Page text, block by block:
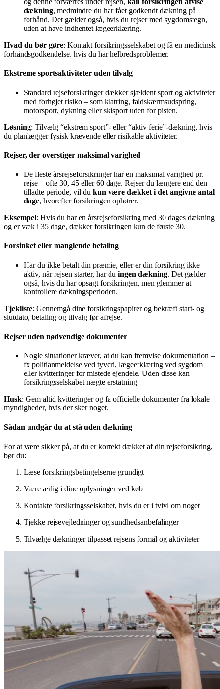
og denne forværres under rejsen, kan forsikringen afvise
dækning, medmindre du har fået godkendt dækning på
forhånd. Det gælder også, hvis du rejser med sygdomstegn,
uden at have indhentet lægeerklæring.
Hvad du bør gøre: Kontakt forsikringsselskabet og få en medicinsk
forhåndsgodkendelse, hvis du har helbredsproblemer.
Ekstreme sportsaktiviteter uden tilvalg
Standard rejseforsikringer dækker sjældent sport og aktiviteter
med forhøjet risiko – som klatring, faldskærmsudspring,
motorsport, dykning eller skisport uden for pisten.
Løsning: Tilvælg “ekstrem sport”- eller “aktiv ferie”-dækning, hvis
du planlægger fysisk krævende eller risikable aktiviteter.
Rejser, der overstiger maksimal varighed
De fleste årsrejseforsikringer har en maksimal varighed pr.
rejse – ofte 30, 45 eller 60 dage. Rejser du længere end den
tilladte periode, vil du kun være dækket i det angivne antal
dage, hvorefter forsikringen ophører.
Eksempel: Hvis du har en årsrejseforsikring med 30 dages dækning
og er væk i 35 dage, dækker forsikringen kun de første 30.
Forsinket eller manglende betaling
Har du ikke betalt din præmie, eller er din forsikring ikke
aktiv, når rejsen starter, har du ingen dækning. Det gælder
også, hvis du har opsagt forsikringen, men glemmer at
kontrollere dækningsperioden.
Tjekliste: Gennemgå dine forsikringspapirer og bekræft start- og
slutdato, betaling og tilvalg før afrejse.
Rejser uden nødvendige dokumenter
Nogle situationer kræver, at du kan fremvise dokumentation –
fx politianmeldelse ved tyveri, lægeerklæring ved sygdom
eller kvitteringer for mistede ejendele. Uden disse kan
forsikringsselskabet nægte erstatning.
Husk: Gem altid kvitteringer og få officielle dokumenter fra lokale
myndigheder, hvis der sker noget.
Sådan undgår du at stå uden dækning
For at være sikker på, at du er korrekt dækket af din rejseforsikring,
bør du:
Læse forsikringsbetingelserne grundigt
Være ærlig i dine oplysninger ved køb
Kontakte forsikringsselskabet, hvis du er i tvivl om noget
Tjekke rejsevejledninger og sundhedsanbefalinger
Tilvælge dækninger tilpasset rejsens formål og aktiviteter